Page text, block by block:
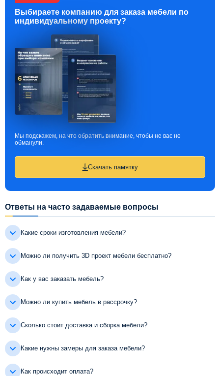
Выбираете компанию для заказа мебели по
индивидуальному проекту?
Мы подскажем, на что обратить внимание, чтобы не вас не
обманули.
Скачать памятку
Ответы на часто задаваемые вопросы
Какие сроки изготовления мебели?
Можно ли получить 3D проект мебели бесплатно?
Как у вас заказать мебель?
Можно ли купить мебель в рассрочку?
Сколько стоит доставка и сборка мебели?
Какие нужны замеры для заказа мебели?
Как происходит оплата?